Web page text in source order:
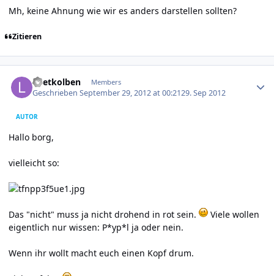
Mh, keine Ahnung wie wir es anders darstellen sollten?
Zitieren
Loetkolben Members
GeschriebenSeptember 29, 2012 at 00:2129. Sep 2012
AUTOR
Hallo borg,
vielleicht so:
Das "nicht" muss ja nicht drohend in rot sein.
Viele wollen
eigentlich nur wissen: P*yp*l ja oder nein.
Wenn ihr wollt macht euch einen Kopf drum.